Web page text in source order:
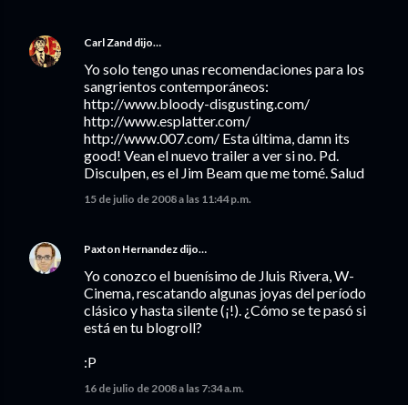
Carl Zand dijo…
Yo solo tengo unas recomendaciones para los
sangrientos contemporáneos:
http://www.bloody-disgusting.com/
http://www.esplatter.com/
http://www.007.com/ Esta última, damn its
good! Vean el nuevo trailer a ver si no. Pd.
Disculpen, es el Jim Beam que me tomé. Salud
15 de julio de 2008 a las 11:44 p.m.
Paxton Hernandez dijo…
Yo conozco el buenísimo de Jluis Rivera, W-
Cinema, rescatando algunas joyas del período
clásico y hasta silente (¡!). ¿Cómo se te pasó si
está en tu blogroll?
:P
16 de julio de 2008 a las 7:34 a.m.